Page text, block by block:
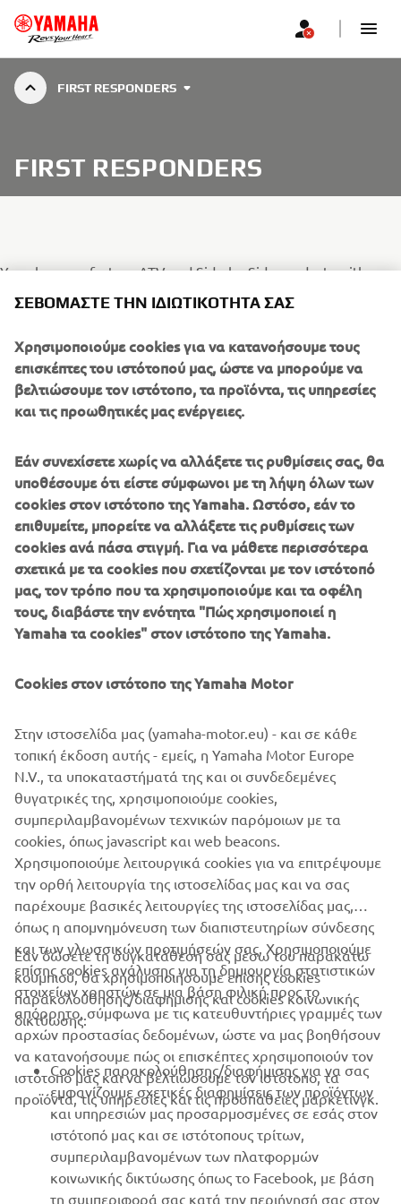
FIRST RESPONDERS
FIRST RESPONDERS
Yamaha manufacture ATV and Side-by-Side products with
features that ensure maximum flexibility and comfort for
When terrain seems impenetrable or the weather closes down,
normal methods of transport struggle, Yamaha’s range of true
off-road champions rise to the challenge; your choice has never
been greater and all with the knowledge that through life
Where access is limited or equipment is needed quickly (such
as mountain rescue calls), a Yamaha ATV can be an invaluable
tool with its 120 Kg rack carrying capacity and 500 Kg towing
ability proving its worth, and with a 4 psi “footprint”, an ATV
causes minimal marking to the land being operated on.
The Yamaha Side-by-Side offers a great combination of a true
two person off-road transportation capability, combined with
superior storage and towing capabilities. Already identified as
versatility for Professional User applications.
budgets and requirements. Already well established in many
fields, and with a number of proven Professional User
development trialed, you can be assured that Yamaha can
provide machines to suit your needs.
1
ΕΤΑΙΡΕΊΑ
B2B
ΠΕΡΙΣΣΌΤΕΡΑ YAMAHA
SUPPORT
ΣΕΒΌΜΑΣΤΕ ΤΗΝ ΙΔΙΩΤΙΚΌΤΗΤΆ ΣΑΣ
Χρησιμοποιούμε cookies για να κατανοήσουμε τους
επισκέπτες του ιστότοπού μας, ώστε να μπορούμε να
βελτιώσουμε τον ιστότοπο, τα προϊόντα, τις υπηρεσίες
και τις προωθητικές μας ενέργειες.
Εάν συνεχίσετε χωρίς να αλλάξετε τις ρυθμίσεις σας, θα
υποθέσουμε ότι είστε σύμφωνοι με τη λήψη όλων των
cookies στον ιστότοπο της Yamaha. Ωστόσο, εάν το
επιθυμείτε, μπορείτε να αλλάξετε τις ρυθμίσεις των
cookies ανά πάσα στιγμή. Για να μάθετε περισσότερα
σχετικά με τα cookies που σχετίζονται με τον ιστότοπό
μας, τον τρόπο που τα χρησιμοποιούμε και τα οφέλη
τους, διαβάστε την ενότητα "Πώς χρησιμοποιεί η
Yamaha τα cookies" στον ιστότοπο της Yamaha.
Cookies στον ιστότοπο της Yamaha Motor
Στην ιστοσελίδα μας (yamaha-motor.eu) - και σε κάθε
τοπική έκδοση αυτής - εμείς, η Yamaha Motor Europe
N.V., τα υποκαταστήματά της και οι συνδεδεμένες
θυγατρικές της, χρησιμοποιούμε cookies,
συμπεριλαμβανομένων τεχνικών παρόμοιων με τα
cookies, όπως javascript και web beacons.
Χρησιμοποιούμε λειτουργικά cookies για να επιτρέψουμε
την ορθή λειτουργία της ιστοσελίδας μας και να σας
παρέχουμε βασικές λειτουργίες της ιστοσελίδας μας,
όπως η απομνημόνευση των διαπιστευτηρίων σύνδεσης
και των γλωσσικών προτιμήσεών σας. Χρησιμοποιούμε
επίσης cookies ανάλυσης για τη δημιουργία στατιστικών
στοιχείων χρηστών σε μια βάση φιλική προς το
απόρρητο, σύμφωνα με τις κατευθυντήριες γραμμές των
αρχών προστασίας δεδομένων, ώστε να μας βοηθήσουν
να κατανοήσουμε πώς οι επισκέπτες χρησιμοποιούν τον
ιστότοπό μας και να βελτιώσουμε τον ιστότοπο, τα
προϊόντα, τις υπηρεσίες και τις προσπάθειες μάρκετινγκ.
Εάν δώσετε τη συγκατάθεσή σας μέσω του παρακάτω
κουμπιού, θα χρησιμοποιήσουμε επίσης cookies
παρακολούθησης/διαφήμισης και cookies κοινωνικής
δικτύωσης:
Cookies παρακολούθησης/διαφήμισης για να σας
εμφανίζουμε σχετικές διαφημίσεις των προϊόντων
και υπηρεσιών μας προσαρμοσμένες σε εσάς στον
ιστότοπό μας και σε ιστότοπους τρίτων,
συμπεριλαμβανομένων των πλατφορμών
κοινωνικής δικτύωσης όπως το Facebook, με βάση
τη συμπεριφορά σας κατά την περιήγησή σας στον